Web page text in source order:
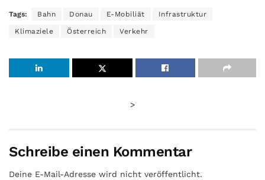
Tags: Bahn Donau E-Mobiliät Infrastruktur
Klimaziele Österreich Verkehr
>
Schreibe einen Kommentar
Deine E-Mail-Adresse wird nicht veröffentlicht.